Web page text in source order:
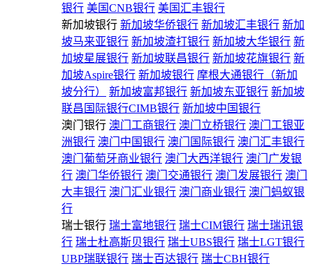
银行 美国CNB银行 美国汇丰银行
新加坡银行 新加坡华侨银行 新加坡汇丰银行 新加
坡马来亚银行 新加坡渣打银行 新加坡大华银行 新
加坡星展银行 新加坡联昌银行 新加坡花旗银行 新
加坡Aspire银行 新加坡银行 摩根大通银行（新加
坡分行）
新加坡富邦银行 新加坡东亚银行 新加坡
联昌国际银行CIMB银行 新加坡中国银行
澳门银行 澳门工商银行 澳门立桥银行 澳门工银亚
洲银行 澳门中国银行 澳门国际银行 澳门汇丰银行
澳门葡萄牙商业银行 澳门大西洋银行 澳门广发银
行 澳门华侨银行 澳门交通银行 澳门发展银行 澳门
大丰银行 澳门汇业银行 澳门商业银行 澳门蚂蚁银
行
瑞士银行 瑞士富地银行 瑞士CIM银行 瑞士瑞讯银
行 瑞士杜高斯贝银行 瑞士UBS银行 瑞士LGT银行
UBP瑞联银行 瑞士百达银行 瑞士CBH银行